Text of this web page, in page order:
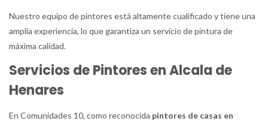
Nuestro equipo de pintores está altamente cualificado y tiene una
amplia experiencia, lo que garantiza un servicio de pintura de
máxima calidad.
Servicios de Pintores en Alcala de
Henares
En Comunidades 10, como reconocida pintores de casas en